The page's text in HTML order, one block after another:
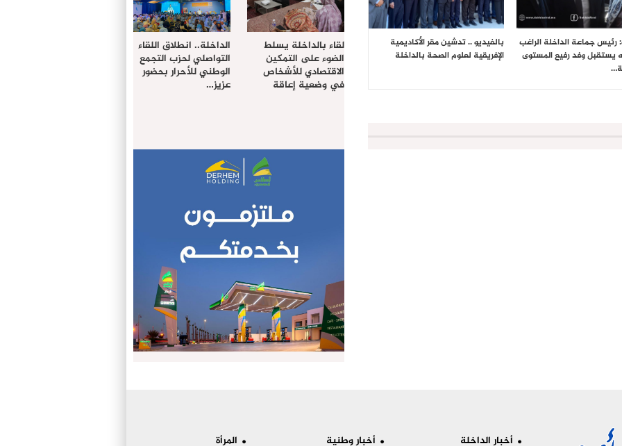
رئيس جماعة الداخلة الراغب
يستقبل وفد رفيع المستوى
بالفيديو .. تدشين مقر الأكاديمية
الإفريقية لعلوم الصحة بالداخلة
لقاء بالداخلة يسلط
الضوء على التمكين
الاقتصادي للأشخاص
في وضعية إعاقة
الداخلة.. انطلاق اللقاء
التواصلي لحزب التجمع
الوطني للأحرار بحضور
عزيز…
أخبار الداخلة أخبار وطنية المرأة